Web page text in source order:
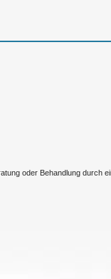
oder Behandlung durch